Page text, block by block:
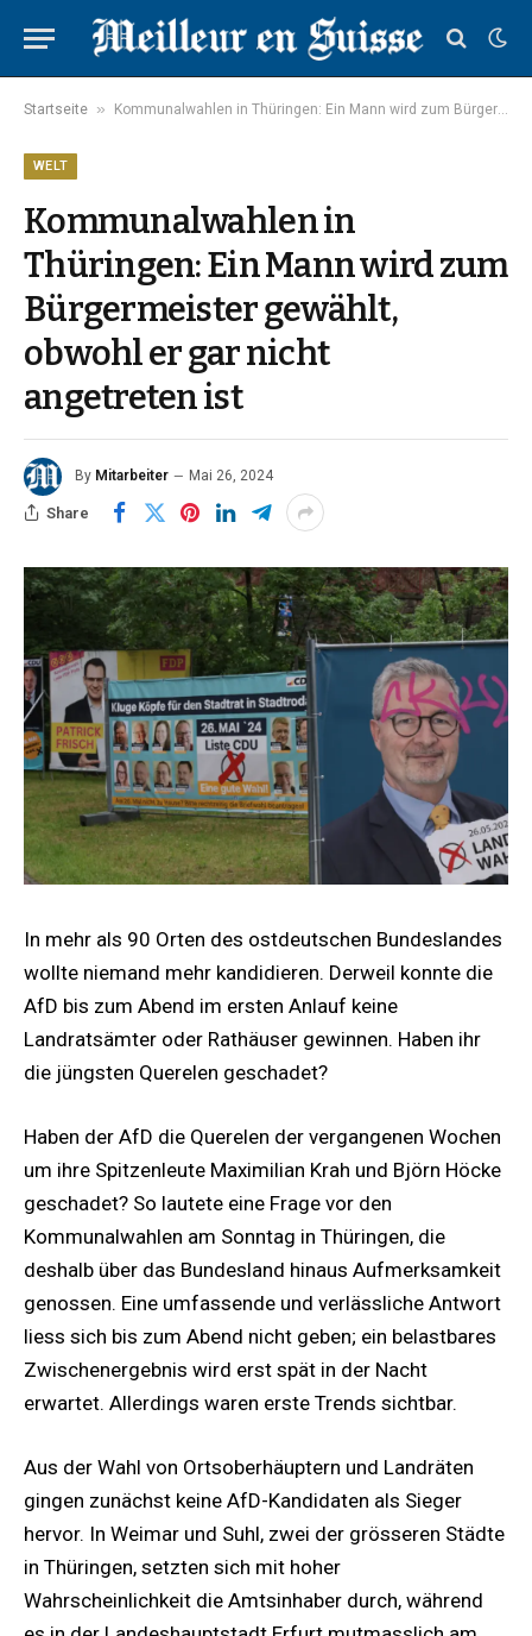
Startseite » Kommunalwahlen in Thüringen: Ein Mann wird zum Bürgermeister gewählt, obwohl er gar nicht angetreten ist
WELT
Kommunalwahlen in
Thüringen: Ein Mann wird zum
Bürgermeister gewählt,
obwohl er gar nicht
angetreten ist
By Mitarbeiter Mai 26, 2024
Share
In mehr als 90 Orten des ostdeutschen Bundeslandes
wollte niemand mehr kandidieren. Derweil konnte die
AfD bis zum Abend im ersten Anlauf keine
Landratsämter oder Rathäuser gewinnen. Haben ihr
die jüngsten Querelen geschadet?
Haben der AfD die Querelen der vergangenen Wochen
um ihre Spitzenleute Maximilian Krah und Björn Höcke
geschadet? So lautete eine Frage vor den
Kommunalwahlen am Sonntag in Thüringen, die
deshalb über das Bundesland hinaus Aufmerksamkeit
genossen. Eine umfassende und verlässliche Antwort
liess sich bis zum Abend nicht geben; ein belastbares
Zwischenergebnis wird erst spät in der Nacht
erwartet. Allerdings waren erste Trends sichtbar.
Aus der Wahl von Ortsoberhäuptern und Landräten
gingen zunächst keine AfD-Kandidaten als Sieger
hervor. In Weimar und Suhl, zwei der grösseren Städte
in Thüringen, setzten sich mit hoher
Wahrscheinlichkeit die Amtsinhaber durch, während